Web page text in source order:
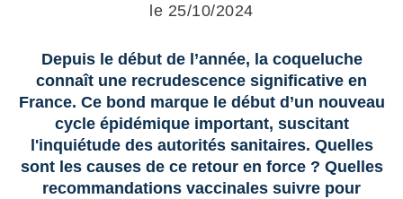
le 25/10/2024
Depuis le début de l’année, la coqueluche
connaît une recrudescence significative en
France. Ce bond marque le début d’un nouveau
cycle épidémique important, suscitant
l'inquiétude des autorités sanitaires. Quelles
sont les causes de ce retour en force ? Quelles
recommandations vaccinales suivre pour